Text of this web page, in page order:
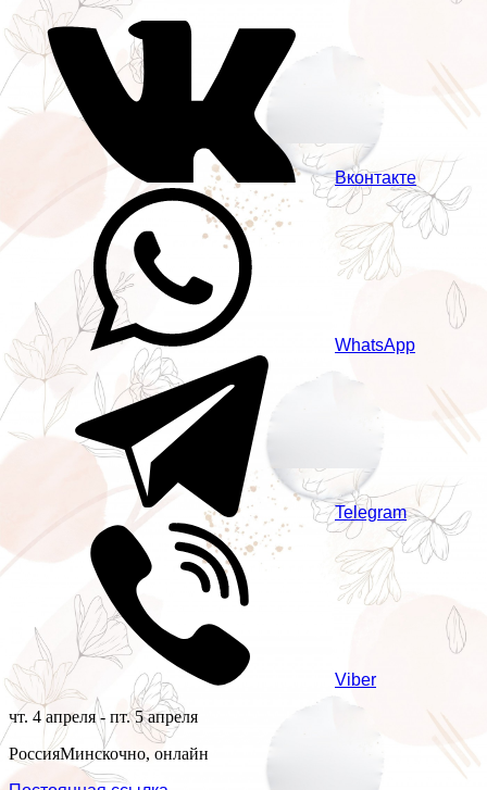
Вконтакте
WhatsApp
Telegram
Viber
чт. 4 апреля - пт. 5 апреля
РоссияМинскочно, онлайн